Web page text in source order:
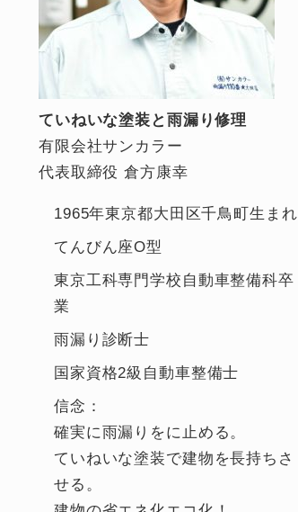
ていねいな塗装と雨漏り修理
有限会社サンカラー
代表取締役 倉方康幸
1965年東京都大田区千鳥町生まれ
てんびん座O型
東京工科専門学校自動車整備科卒
業
雨漏り診断士
国家資格2級自動車整備士
信念：
確実に雨漏りをに止める。
ていねいな塗装で建物を長持ちさ
せる。